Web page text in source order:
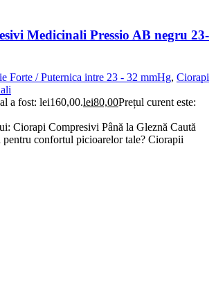
Medicinali Pressio AB negru 23-
Forte / Puternica intre 23 - 32 mmHg, Ciorapi
a fost: lei160,00.lei80,00Prețul curent este:
Ciorapi Compresivi Până la Gleznă Caută
pentru confortul picioarelor tale? Ciorapii